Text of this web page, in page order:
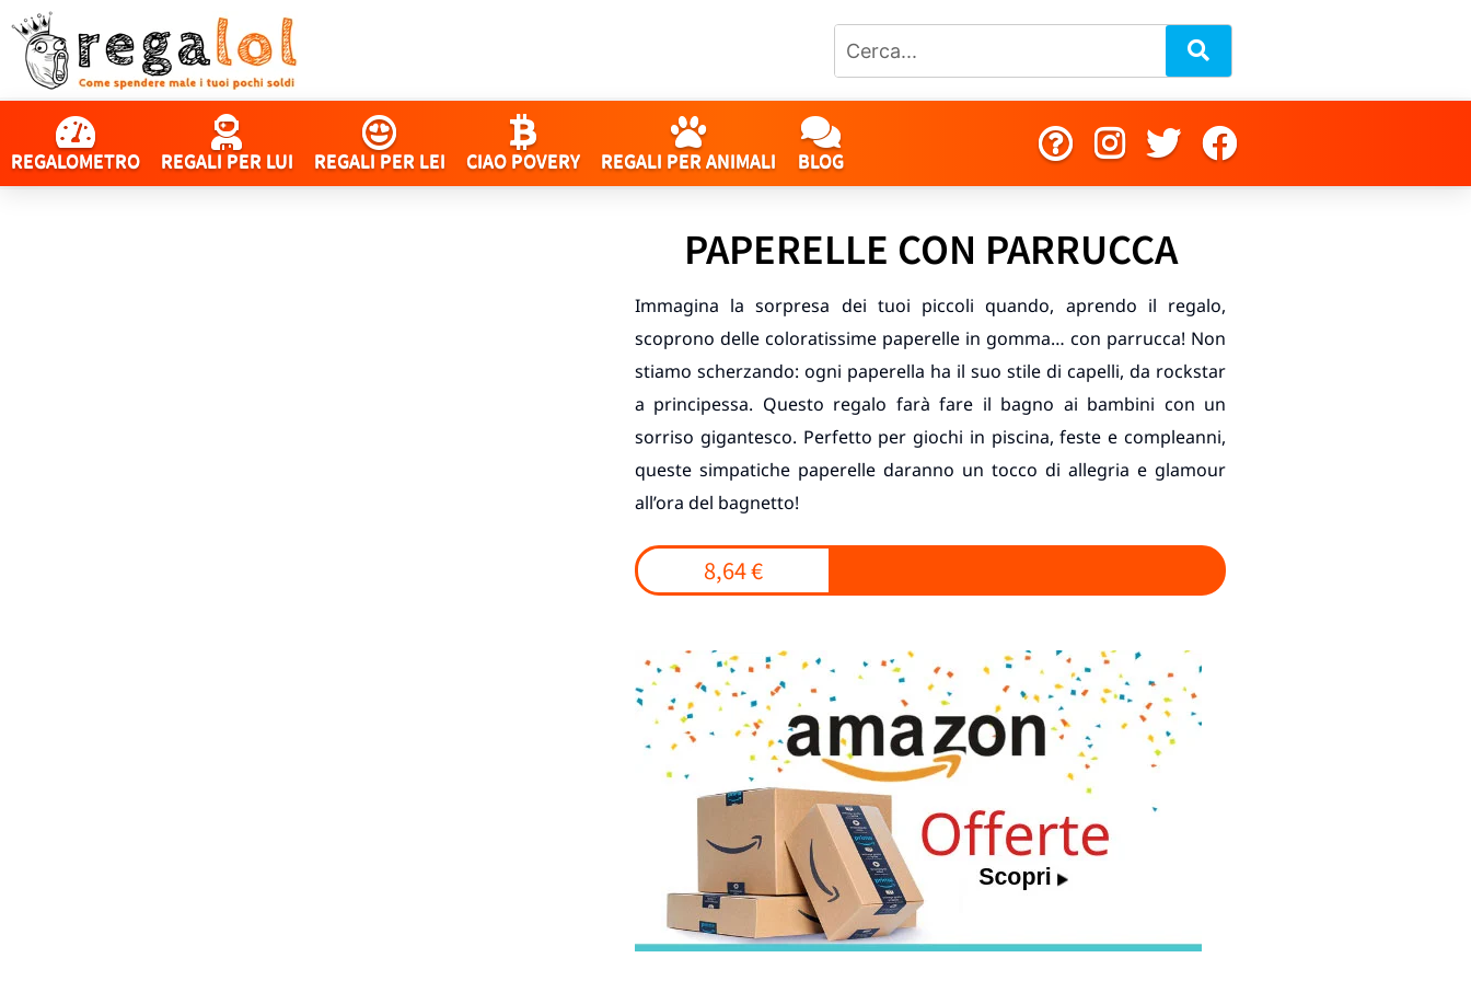
REGALOMETRO REGALI PER LUI REGALI PER LEI CIAO POVERY REGALI PER ANIMALI BLOG
PAPERELLE CON PARRUCCA
Immagina la sorpresa dei tuoi piccoli quando, aprendo il regalo,
scoprono delle coloratissime paperelle in gomma… con parrucca! Non
stiamo scherzando: ogni paperella ha il suo stile di capelli, da rockstar
a principessa. Questo regalo farà fare il bagno ai bambini con un
sorriso gigantesco. Perfetto per giochi in piscina, feste e compleanni,
queste simpatiche paperelle daranno un tocco di allegria e glamour
all’ora del bagnetto!
8,64 €